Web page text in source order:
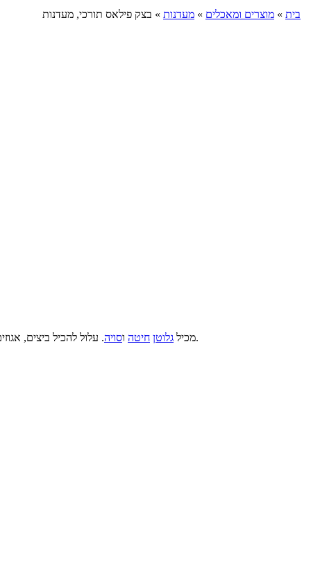
בית » מוצרים ומאכלים » מעדנות » בצק פילאס תורכי, מעדנות
מכיל גלוטן חיטה וסויה. עלול להכיל ביצים, . הוכשר כדין לייצור פרווה.